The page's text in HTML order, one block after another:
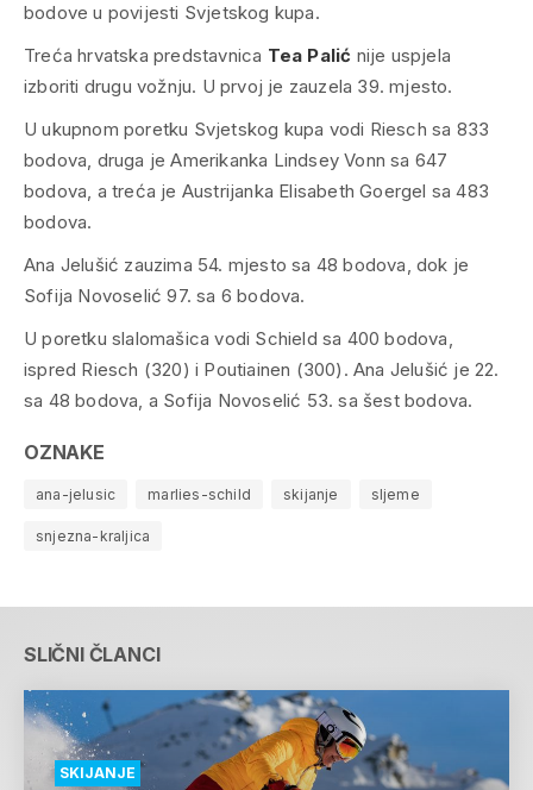
bodove u povijesti Svjetskog kupa.
Treća hrvatska predstavnica Tea Palić nije uspjela
izboriti drugu vožnju. U prvoj je zauzela 39. mjesto.
U ukupnom poretku Svjetskog kupa vodi Riesch sa 833
bodova, druga je Amerikanka Lindsey Vonn sa 647
bodova, a treća je Austrijanka Elisabeth Goergel sa 483
bodova.
Ana Jelušić zauzima 54. mjesto sa 48 bodova, dok je
Sofija Novoselić 97. sa 6 bodova.
U poretku slalomašica vodi Schield sa 400 bodova,
ispred Riesch (320) i Poutiainen (300). Ana Jelušić je 22.
sa 48 bodova, a Sofija Novoselić 53. sa šest bodova.
OZNAKE
ana-jelusic marlies-schild skijanje sljeme
snjezna-kraljica
SLIČNI ČLANCI
SKIJANJE